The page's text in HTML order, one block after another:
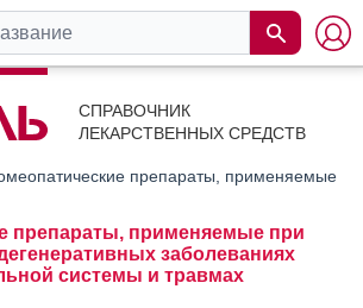
СПРАВОЧНИК
ЛЕКАРСТВЕННЫХ СРЕДСТВ
препараты, применяемые
препараты, применяемые при
заболеваниях
системы и травмах